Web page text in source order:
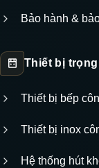
Bảo hành &
Thiết bị
Thiết bị bếp
Thiết bị inox
Hệ thống hút